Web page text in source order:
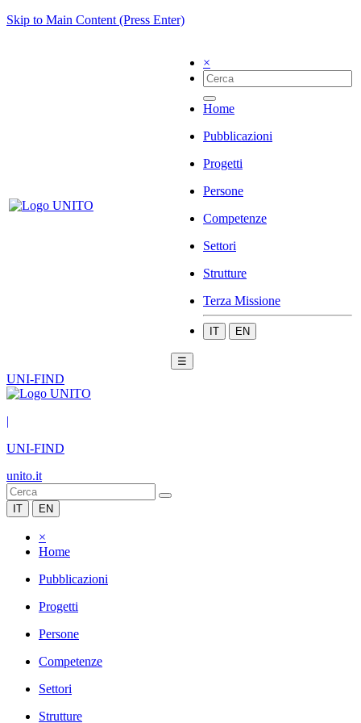
Skip to Main Content (Press Enter)
×
Home
Pubblicazioni
Progetti
Persone
Competenze
Settori
Strutture
Terza Missione
IT EN
☰
UNI-FIND
|
UNI-FIND
unito.it
IT EN
×
Home
Pubblicazioni
Progetti
Persone
Competenze
Settori
Strutture